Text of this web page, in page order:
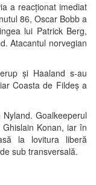
a reacționat imediat
86, Oscar Bobb a
lui Patrick Berg,
Atacantul norvegian
și Haaland s-au
Coasta de Fildeș a
Goalkeeperul
Konan, iar în
la lovitura liberă
sub transversală.